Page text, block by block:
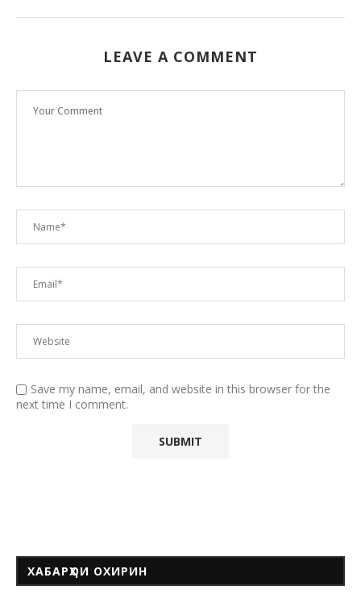
LEAVE A COMMENT
Save my name, email, and website in this browser for the
next time I comment.
ХАБАРҲОИ ОХИРИН